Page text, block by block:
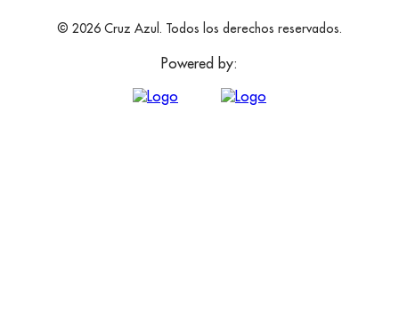
© 2026 Cruz Azul. Todos los derechos reservados.
Powered by: